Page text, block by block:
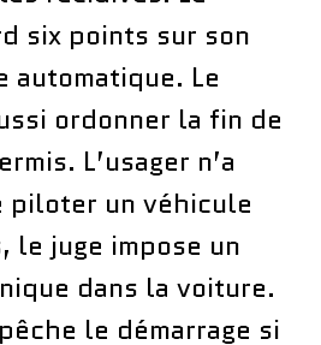
six points sur son
automatique. Le
ordonner la fin de
L’usager n’a
un véhicule
le juge impose un
dans la voiture.
le démarrage si